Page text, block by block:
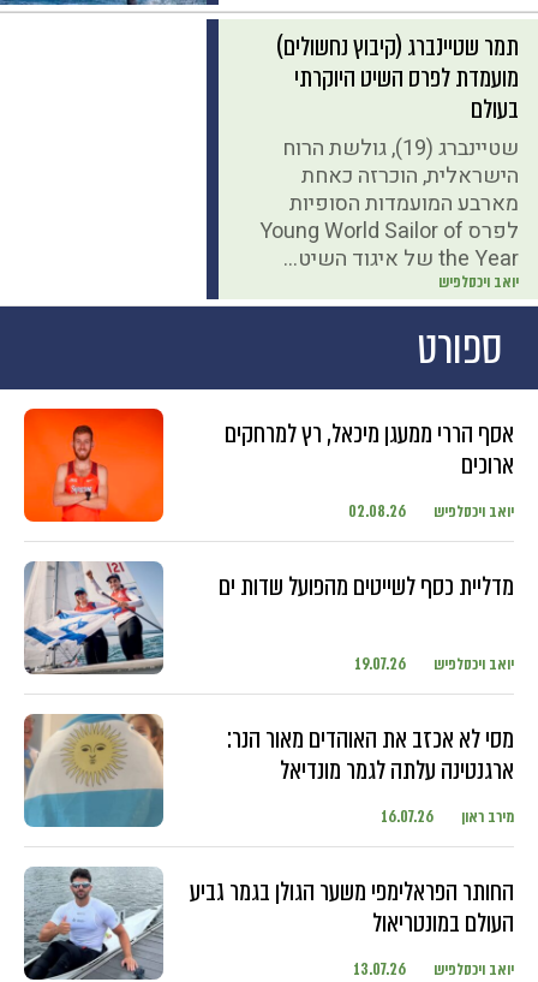
יואב ויכסלפיש
תמר שטיינברג (קיבוץ נחשולים)
מועמדת לפרס השיט היוקרתי
בעולם
שטיינברג (19), גולשת הרוח
הישראלית, הוכרזה כאחת
מארבע המועמדות הסופיות
לפרס Young World Sailor of
the Year של איגוד השיט...
ספורט
אסף הררי ממעגן מיכאל, רץ למרחקים
ארוכים
יואב ויכסלפיש 02.08.26
מדליית כסף לשייטים מהפועל שדות ים
יואב ויכסלפיש 19.07.26
מסי לא אכזב את האוהדים מאור הנר:
ארגנטינה עלתה לגמר מונדיאל
מירב ראון 16.07.26
החותר הפראלימפי משער הגולן בגמר גביע
העולם במונטריאול
יואב ויכסלפיש 13.07.26